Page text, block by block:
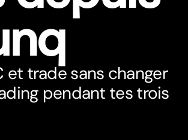
et trade sans changer
pendant tes trois